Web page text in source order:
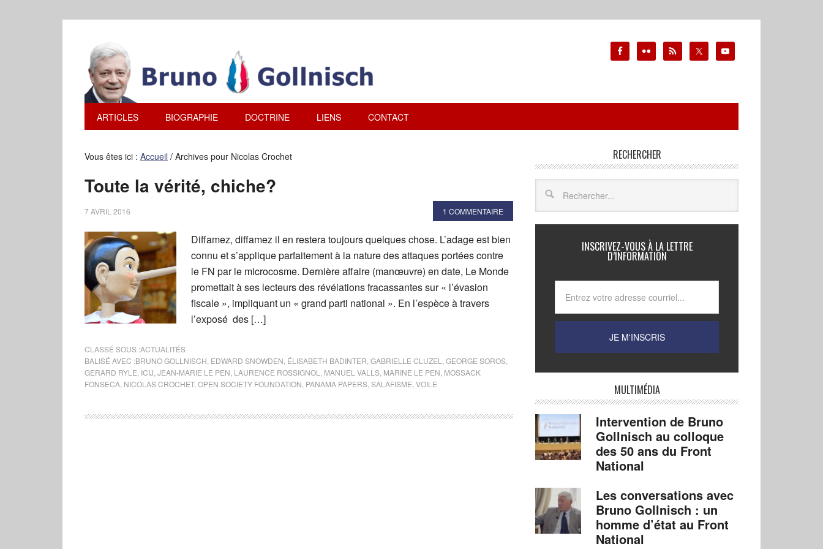
ARTICLES BIOGRAPHIE DOCTRINE LIENS CONTACT
Vous êtes ici : Accueil / Archives pour Nicolas Crochet
Toute la vérité, chiche?
7 AVRIL 2016 1 COMMENTAIRE
Diffamez, diffamez il en restera toujours quelques chose. L’adage est bien
connu et s’applique parfaitement à la nature des attaques portées contre
le FN par le microcosme. Dernière affaire (manœuvre) en date, Le Monde
promettait à ses lecteurs des révélations fracassantes sur « l’évasion
fiscale », impliquant un « grand parti national ». En l’espèce à travers
l’exposé des […]
CLASSÉ SOUS :ACTUALITÉS
BALISÉ AVEC :BRUNO GOLLNISCH EDWARD SNOWDEN ÉLISABETH BADINTER GABRIELLE CLUZEL GEORGE SOROS
GERARD RYLE ICIJ JEAN-MARIE LE PEN LAURENCE ROSSIGNOL MANUEL VALLS MARINE LE PEN MOSSACK
FONSECA NICOLAS CROCHET, OPEN SOCIETY FOUNDATION PANAMA PAPERS SALAFISME VOILE
RECHERCHER
INSCRIVEZ-VOUS À LA LETTRE
D’INFORMATION
MULTIMÉDIA
Intervention de Bruno
Gollnisch au colloque
des 50 ans du Front
National
Les conversations avec
Bruno Gollnisch : un
homme d’état au Front
National